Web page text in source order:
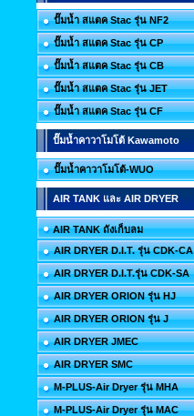
ปั๊มน้ำ สแตค Stac รุ่น NF2
ปั๊มน้ำ สแตค Stac รุ่น CP
ปั๊มน้ำ สแตค Stac รุ่น CB
ปั๊มน้ำ สแตค Stac รุ่น JET
ปั๊มน้ำ สแตค Stac รุ่น CF
ปั๊มน้ำคาวาโมโต้ Kawamoto
ปั๊มน้ำคาวาโมโต้-WUO
AIR TANK และ AIR DRYER
AIR TANK ถังเก็บลม
AIR DRYER D.I.T. รุ่น CDK-CA
AIR DRYER D.I.T.รุ่น CDK-SA
AIR DRYER ORION รุ่น HJ
AIR DRYER ORION รุ่น J
AIR DRYER JMEC
AIR DRYER SMC
M-PLUS-Air Dryer รุ่น MHA
M-PLUS-Air Dryer รุ่น MAC